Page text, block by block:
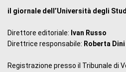
il giornale dell’Università degli
Direttore editoriale: Ivan Russo
Direttrice responsabile: Roberta Dini
Registrazione presso il Tribunale di